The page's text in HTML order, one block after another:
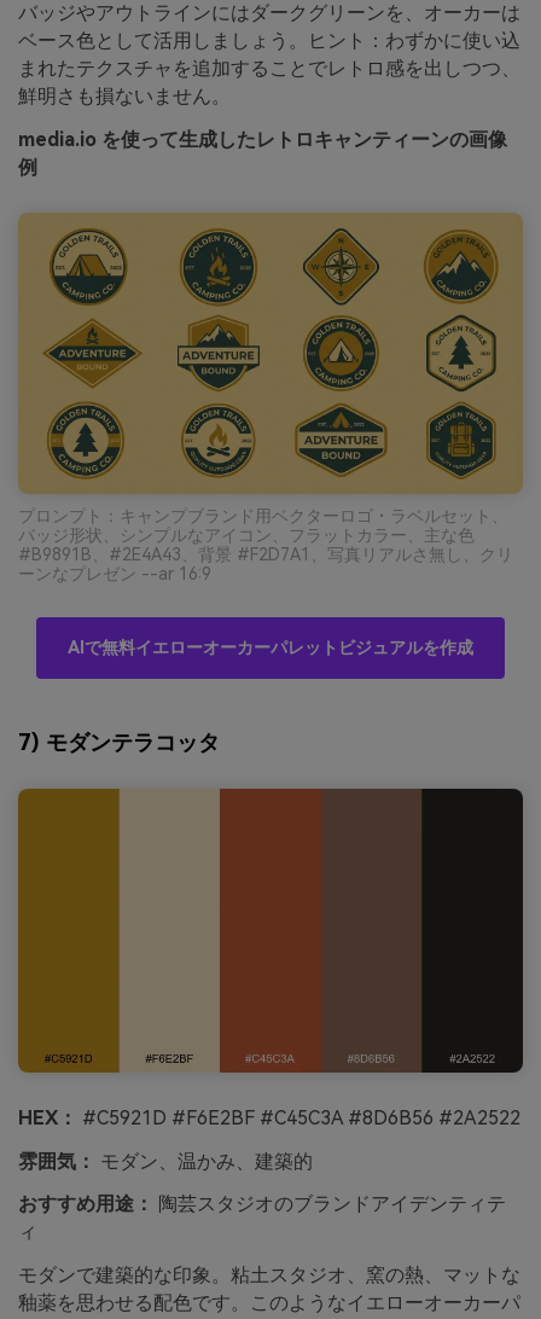
バッジやアウトラインにはダークグリーンを、オーカーは
ベース色として活用しましょう。ヒント：わずかに使い込
まれたテクスチャを追加することでレトロ感を出しつつ、
鮮明さも損ないません。
media.io を使って生成したレトロキャンティーンの画像
例
プロンプト：キャンプブランド用ベクターロゴ・ラベルセット、
バッジ形状、シンプルなアイコン、フラットカラー、主な色
#B9891B、#2E4A43、背景 #F2D7A1、写真リアルさ無し、クリ
ーンなプレゼン --ar 16:9
AIで無料イエローオーカーパレットビジュアルを作成
7) モダンテラコッタ
HEX： #C5921D #F6E2BF #C45C3A #8D6B56 #2A2522
雰囲気： モダン、温かみ、建築的
おすすめ用途：
陶芸スタジオのブランドアイデンティテ
ィ
モダンで建築的な印象。粘土スタジオ、窯の熱、マットな
釉薬を思わせる配色です。このようなイエローオーカーパ